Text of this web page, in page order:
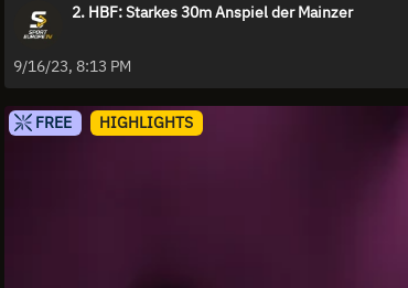
2. HBF: Starkes 30m Anspiel der Mainzer
9/16/23, 8:13 PM
FREE HIGHLIGHTS